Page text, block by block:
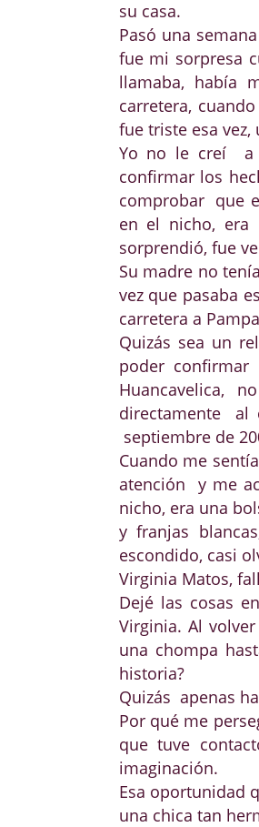
su casa.
Pasó una
fue mi sorpresa
llamaba, había
carretera,
fue triste esa
Yo no le creí a
confirmar los
comprobar que
en el nicho, era
sorprendió, fue
Su madre no
vez que pasaba
carretera a
Quizás sea un
poder confirmar
Huancavelica,
directamente al
septiembre de
Cuando me
atención y me
nicho, era una
y franjas
escondido, casi
Virginia Matos,
Dejé las cosas
Virginia. Al
una chompa
historia?
Quizás apenas
Por qué me
que tuve
imaginación.
Esa oportunidad
una chica tan